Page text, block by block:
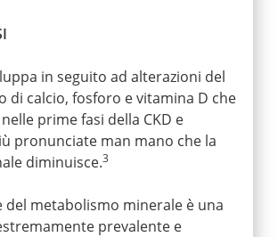
in seguito ad alterazioni del
di calcio, fosforo e vitamina D che
prime fasi della CKD e
pronunciate man mano che la
diminuisce.3
del metabolismo minerale è una
prevalente e